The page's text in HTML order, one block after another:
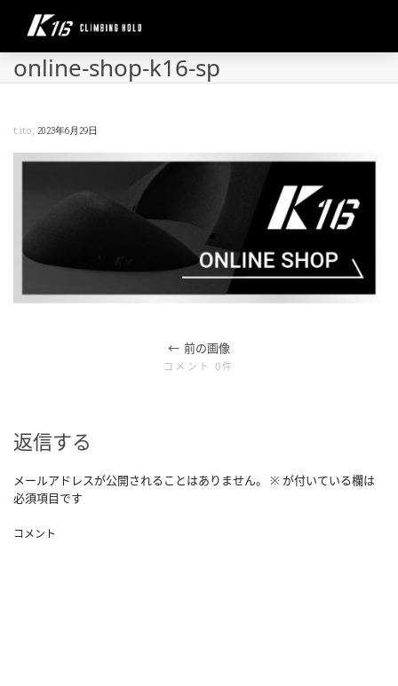
online-shop-k16-sp
t.ito, 2023年6月29日
前の画像
コメント 0件
返信する
メールアドレスが公開されることはありません。 ※ が付いている欄は
必須項目です
コメント